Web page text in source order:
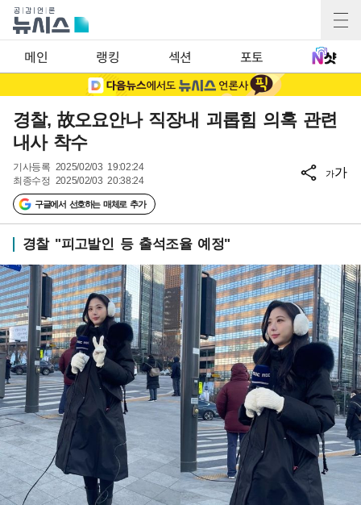
메인 랭킹 섹션 포토
경찰, 故오요안나 직장내 괴롭힘 의혹 관련
내사 착수
기사등록 2025/02/03 19:02:24
최종수정 2025/02/03 20:38:24
구글에서 선호하는 매체로 추가
가가
경찰 "피고발인 등 출석조율 예정"